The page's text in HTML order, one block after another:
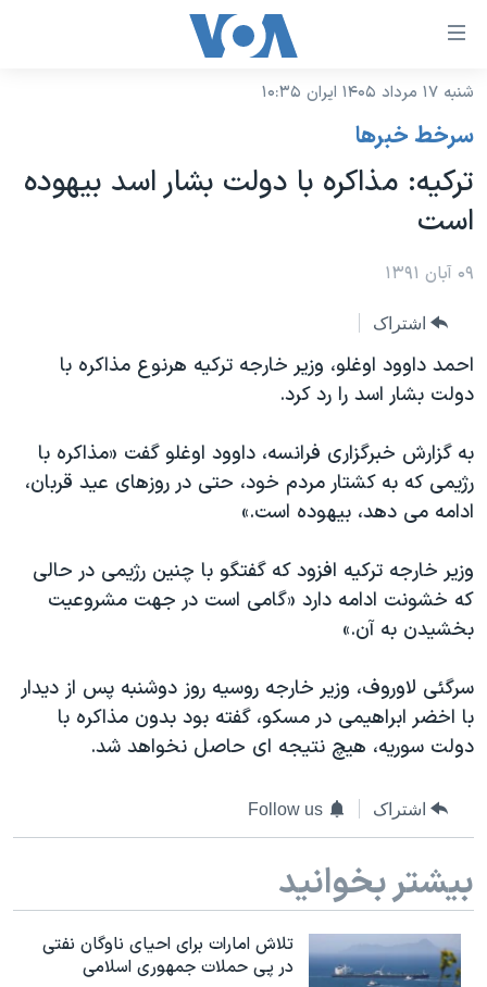
لینکهای
دسترسی
جهش
محتوای
اصلی
به
اصلی
جهش
به
نسخه سبک وب‌سایت
موضوع ها
ایران
آمریکا
جهان
گزیده‌ها
ویدیوها
فرهنگ و زندگی
اقتصادی
علم و فناوری
گالری عکس
آرشیو پخش زنده
برنامه های تلویزیونی
جدول برنامه ها
صفحه‌های ویژه
عملیات خشم حماسی
بایگانی برنامه‌های تلویزیونی
مستندها
حمله جمهوری اسلامی به اسرائیل
رمز مهسا
اعتراضات زن، زندگی، آزادی
مجموعه مستندهای دادخواهی
دادگاه حمید نوری
قانون شفافیت دارائی کادر رهبری ایران
اعتراضات مردمی آبان ۹۸
اسرائیل در جنگ
فرکانس‌های صدای آمریکا
پخش رادیویی
یادگیری زبان انگلیسی
دنبال کنید
شنبه ۱۷ مرداد ۱۴۰۵ ایران ۱۰:۳۵
سرخط خبرها
ترکیه:‌ مذاکره با دولت بشار اسد بیهوده
است
۰۹ آبان ۱۳۹۱
اشتراک
احمد داوود اوغلو، وزیر خارجه ترکیه هرنوع مذاکره با
دولت بشار اسد را رد کرد.
به گزارش خبرگزاری فرانسه، داوود اوغلو گفت «مذاکره با
رژیمی که به کشتار مردم خود، حتی در روزهای عید قربان،
ادامه می دهد، بیهوده است.»
وزیر خارجه ترکیه افزود که گفتگو با چنین رژیمی در حالی
که خشونت ادامه دارد «گامی است در جهت مشروعیت
بخشیدن به آن.»
سرگئی لاوروف، وزیر خارجه روسیه روز دوشنبه پس از دیدار
با اخضر ابراهیمی در مسکو، گفته بود بدون مذاکره با
دولت سوریه، هیچ نتیجه ای حاصل نخواهد شد.
اشتراک Follow us
بیشتر بخوانید
تلاش امارات برای احیای ناوگان نفتی
در پی حملات جمهوری اسلامی